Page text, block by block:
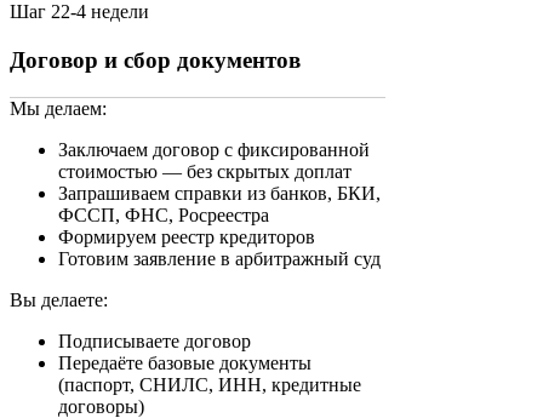
Шаг 22-4 недели
Договор и сбор документов
Мы делаем:
Заключаем договор с фиксированной
стоимостью — без скрытых доплат
Запрашиваем справки из банков, БКИ,
ФССП, ФНС, Росреестра
Формируем реестр кредиторов
Готовим заявление в арбитражный суд
Вы делаете:
Подписываете договор
Передаёте базовые документы
(паспорт, СНИЛС, ИНН, кредитные
договоры)